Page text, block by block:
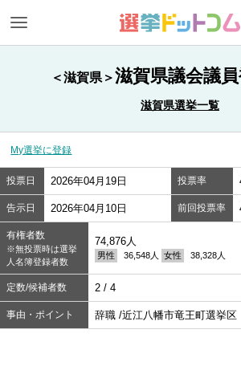
＜滋賀県＞滋賀県議会議
滋賀県選挙一覧
My選挙に登録
投票日 2026年04月19日 投票率
告示日 2026年04月10日 前回投票率
有権者数
※無投票時は選挙
人名簿登録者数
74,876人
男性 36,548人 女性 38,328人
定数/候補者数 2 / 4
事由・ポイント 辞職 /近江八幡市竜王町選挙区